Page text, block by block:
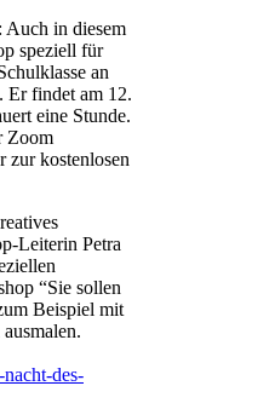
Auch in diesem
speziell für
an
Er findet am 12.
eine Stunde.
Zoom
zur kostenlosen
Leiterin Petra
“Sie sollen
Beispiel mit
des-